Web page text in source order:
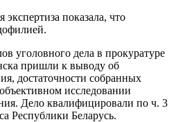
показала, что
уголовного дела в прокуратуре
пришли к выводу об
достаточности собранных
исследовании
Дело квалифицировали по ч. 3
Республики Беларусь.